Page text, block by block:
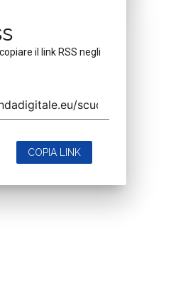
il link RSS negli
COPIA LINK